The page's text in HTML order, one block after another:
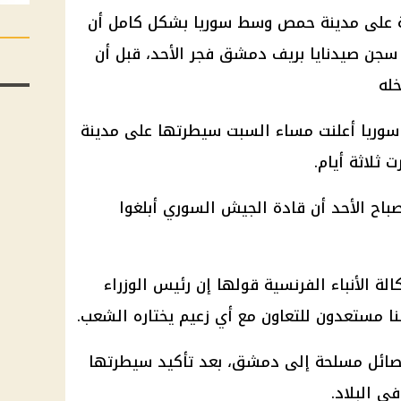
على مدينة حمص وسط سوريا بشكل كامل أن
صيدنايا بريف دمشق فجر الأحد، قبل أن
أعلنت مساء السبت سيطرتها على مدينة
أيام.
الأحد أن قادة الجيش السوري أبلغوا
الأنباء الفرنسية قولها إن رئيس الوزراء
مستعدون للتعاون مع أي زعيم يختاره الشعب.
مسلحة إلى دمشق، بعد تأكيد سيطرتها
البلاد.